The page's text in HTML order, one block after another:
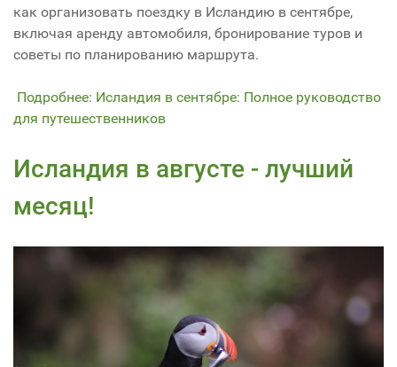
как организовать поездку в Исландию в сентябре,
включая аренду автомобиля, бронирование туров и
советы по планированию маршрута.
Подробнее: Исландия в сентябре: Полное руководство
для путешественников
Исландия в августе - лучший
месяц!